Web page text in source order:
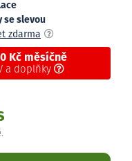
se slevou
zdarma
Kč měsíčně
a doplňky